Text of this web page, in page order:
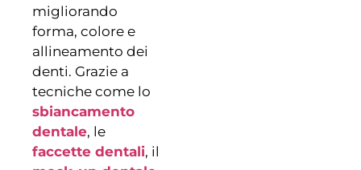
migliorando
forma, colore e
allineamento dei
denti. Grazie a
tecniche come lo
sbiancamento
dentale, le
faccette dentali, il